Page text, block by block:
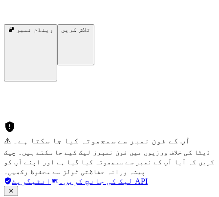
رینڈم نمبر تلاش کریں
⚠️ آپ کے فون نمبر سے سمجھوتہ کیا جا سکتا ہے۔
ڈیٹا کی خلاف ورزیوں میں فون نمبرز لیک کیے جا سکتے ہیں۔ چیک
کریں کہ آیا آپ کے نمبر سے سمجھوتہ کیا گیا ہے اور اپنے آپ کو
پیشہ ورانہ حفاظتی ٹولز سے محفوظ رکھیں۔
لیک کی جانچ کریں۔ انٹیگریٹ API